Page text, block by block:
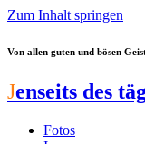
Zum Inhalt springen
Von allen guten und bösen
Jenseits des
Fotos